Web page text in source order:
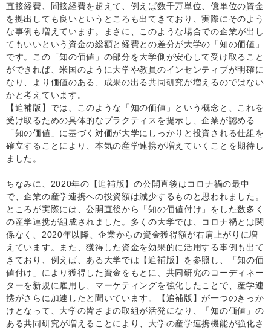
直接経費、間接経費を超えて、例えば数千万単位、億単位の資金
を拠出しても良いというところも出てきており、実際にそのよう
な事例も増えています。まさに、このような場合での企業が出し
てもいいという資金の総額と経費との差分が大学の「知の価値」
です。この「知の価値」の部分を大学側が安心して受け取ること
ができれば、米国のように大学や教員のインセンティブが明確に
なり、より価値のある、成果の出る共同研究が増えるのではない
かと考えています。
【追補版】では、このような「知の価値」という概念と、これを
受け取るための具体的なプラクティスを提示し、企業が認める
「知の価値」に基づく対価が大学にしっかりと投資される仕組を
確立することにより、本気の産学連携が増えていくことを期待し
ました。
ちなみに、2020年の【追補版】の公開直後はコロナ禍の最中
で、企業の産学連携への投資額は減少するものと思われました。
ところが実際には、公開直後から「知の価値付け」をした数多く
の産学連携が組成されました。多くの大学では、コロナ禍とは関
係なく、2020年以降、企業からの資金獲得額が右肩上がりに増
えています。また、獲得した資金を効果的に活用する事例も出て
きており、例えば、ある大学では【追補版】を参照し、「知の価
値付け」により獲得した資金をもとに、共同研究のコーディネー
ターを新規に雇用し、マーケティングを強化したことで、産学連
携がさらに加速したと聞いています。【追補版】が一つのきっか
けとなって、大学の皆さまの取組が活発になり、「知の価値」の
ある共同研究が増えることにより、大学の産学連携機能が強化さ